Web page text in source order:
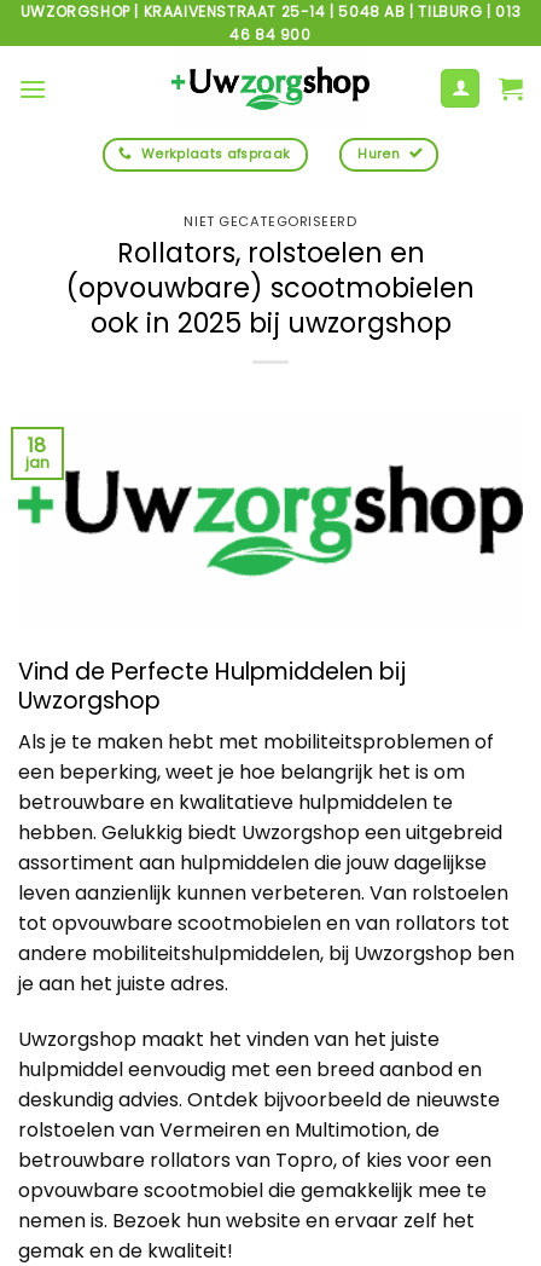
Ga
naar
inhoud
UWZORGSHOP | KRAAIVENSTRAAT 25-14 | 5048 AB | TILBURG | 013
46 84 900
Werkplaats afspraak Huren
NIET GECATEGORISEERD
Rollators, rolstoelen en
(opvouwbare) scootmobielen
ook in 2025 bij uwzorgshop
18
jan
Vind de Perfecte Hulpmiddelen bij
Uwzorgshop
Als je te maken hebt met mobiliteitsproblemen of
een beperking, weet je hoe belangrijk het is om
betrouwbare en kwalitatieve hulpmiddelen te
hebben. Gelukkig biedt Uwzorgshop een uitgebreid
assortiment aan hulpmiddelen die jouw dagelijkse
leven aanzienlijk kunnen verbeteren. Van rolstoelen
tot opvouwbare scootmobielen en van rollators tot
andere mobiliteitshulpmiddelen, bij Uwzorgshop ben
je aan het juiste adres.
Uwzorgshop maakt het vinden van het juiste
hulpmiddel eenvoudig met een breed aanbod en
deskundig advies. Ontdek bijvoorbeeld de nieuwste
rolstoelen van Vermeiren en Multimotion, de
betrouwbare rollators van Topro, of kies voor een
opvouwbare scootmobiel die gemakkelijk mee te
nemen is. Bezoek hun website en ervaar zelf het
gemak en de kwaliteit!